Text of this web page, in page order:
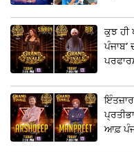
ਕੁਝ ਹੀ
ਆਫ਼